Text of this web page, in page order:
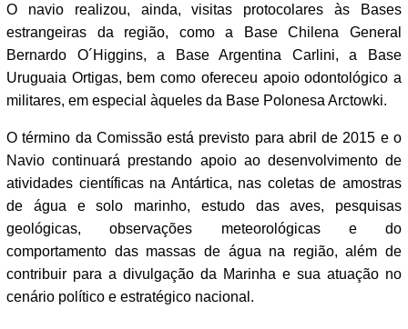
O navio realizou, ainda, visitas protocolares às Bases
estrangeiras da região, como a Base Chilena General
Bernardo O´Higgins, a Base Argentina Carlini, a Base
Uruguaia Ortigas, bem como ofereceu apoio odontológico a
militares, em especial àqueles da Base Polonesa Arctowki.
O término da Comissão está previsto para abril de 2015 e o
Navio continuará prestando apoio ao desenvolvimento de
atividades científicas na Antártica, nas coletas de amostras
de água e solo marinho, estudo das aves, pesquisas
geológicas, observações meteorológicas e do
comportamento das massas de água na região, além de
contribuir para a divulgação da Marinha e sua atuação no
cenário político e estratégico nacional.